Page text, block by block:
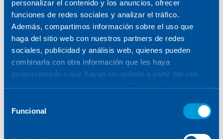
personalizar el contenido y los anuncios, ofrecer
funciones de redes sociales y analizar el tráfico.
Además, compartimos información sobre el uso que
haga del sitio web con nuestros partners de redes
sociales, publicidad y análisis web, quienes pueden
combinarla con otra información que les haya
proporcionado o que hayan recopilado a partir del uso
Funcional
LONDRES/REINO UNIDO
Dirección: FORA 13 Dirty Lane SE1 9PA
+44 (0) 203 871 2627